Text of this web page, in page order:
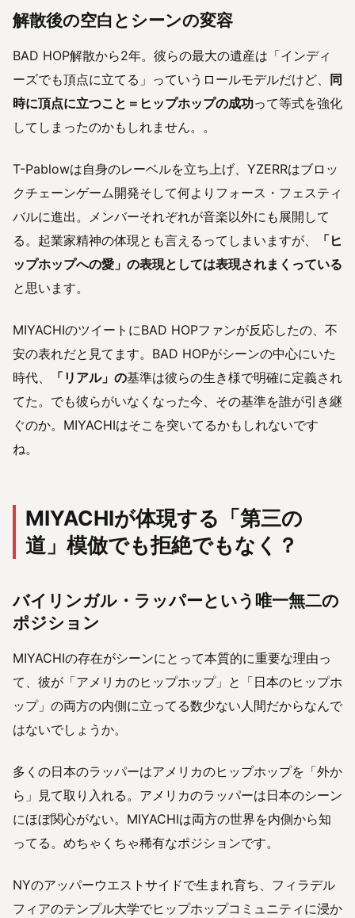
解散後の空白とシーンの変容
BAD HOP解散から2年。彼らの最大の遺産は「インディ
ーズでも頂点に立てる」っていうロールモデルだけど、
同
時に頂点に立つこと＝ヒップホップの成功って等式を強化
してしまったのかもしれません。。
T-Pablowは自身のレーベルを立ち上げ、YZERRはブロッ
クチェーンゲーム開発そして何よりフォース・フェスティ
バルに進出。メンバーそれぞれが音楽以外にも展開して
る。起業家精神の体現とも言えるってしまいますが、
「ヒ
ップホップへの愛」の表現としては表現されまくっている
と思います。
MIYACHIのツイートにBAD HOPファンが反応したの、不
安の表れだと見てます。BAD HOPがシーンの中心にいた
時代、
「リアル」の基準は彼らの生き様で明確に定義され
てた。でも彼らがいなくなった今、その基準を誰が引き継
ぐのか。MIYACHIはそこを突いてるかもしれないです
ね。
MIYACHIが体現する「第三の
道」模倣でも拒絶でもなく？
バイリンガル・ラッパーという唯一無二の
ポジション
MIYACHIの存在がシーンにとって本質的に重要な理由っ
て、彼が「アメリカのヒップホップ」と「日本のヒップホ
ップ」の両方の内側に立ってる数少ない人間だからなんで
はないでしょうか。
多くの日本のラッパーはアメリカのヒップホップを「外か
ら」見て取り入れる。アメリカのラッパーは日本のシーン
にほぼ関心がない。MIYACHIは両方の世界を内側から知
ってる。めちゃくちゃ稀有なポジションです。
NYのアッパーウエストサイドで生まれ育ち、フィラデル
フィアのテンプル大学でヒップホップコミュニティに浸か